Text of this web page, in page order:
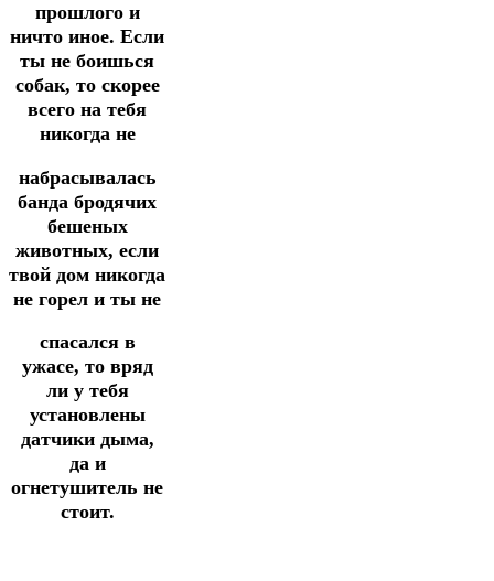
прошлого и
ничто иное. Если
ты не боишься
собак, то скорее
всего на тебя
никогда не
набрасывалась
банда бродячих
бешеных
животных, если
твой дом никогда
не горел и ты не
спасался в
ужасе, то вряд
ли у тебя
установлены
датчики дыма,
да и
огнетушитель не
стоит.